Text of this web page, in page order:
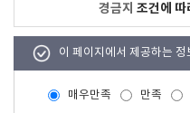
경금지 조건에 따
이 페이지에서 제공하는
매우만족 만족